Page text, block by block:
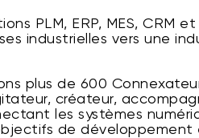
PLM, ERP, MES, CRM
industrielles vers une
plus de 600
créateur,
les systèmes
de développement